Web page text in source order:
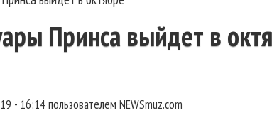
Принса выйдет в
- 16:14пользователем NEWSmuz.com